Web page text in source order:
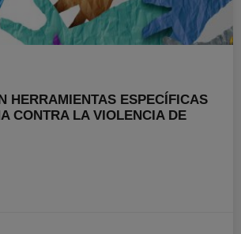
HERRAMIENTAS ESPECÍFICAS
CONTRA LA VIOLENCIA DE